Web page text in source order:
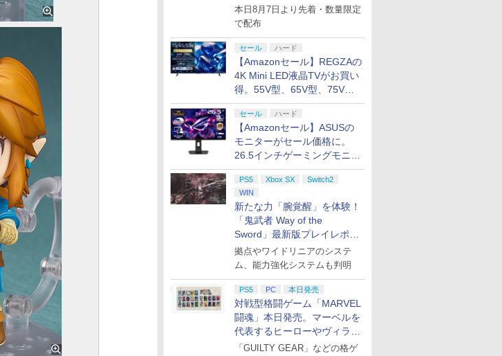
典として配布決定！
本日8月7日より先着・数量限定
で配布
セール ハード
【Amazonセール】REGZAの
4K Mini LED液晶TVがお買い
得。55V型、65V型、75V型
の2026年モデルがラインナ
ップ
セール ハード
【Amazonセール】ASUSの
モニターがセール価格に。
26.5インチゲーミングモニタ
ー「ROG Strix OLED
XG27ACDMS」限定モデルも
お買い得
PS5 Xbox SX
Switch2
WIN
新たな力「腕覚醒」を体験！
「鬼武者 Way of the
Sword」最新版プレイレポー
ト
拠点やワイドリニアのシステ
ム、能力強化システムも判明
PS5 PC 本日発売
対戦型格闘ゲーム「MARVEL
闘魂」本日発売。マーベルを
代表するヒーローやヴィラン
たちが登場
「GUILTY GEAR」などの格ゲ